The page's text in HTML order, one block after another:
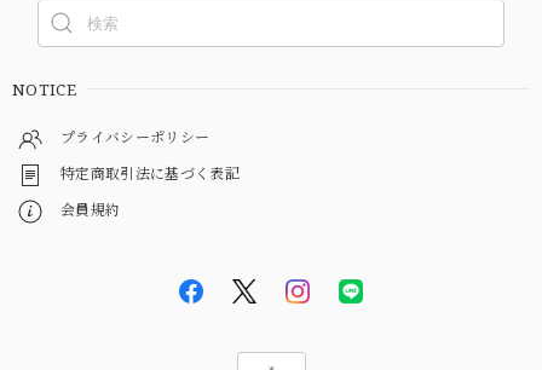
NOTICE
プライバシーポリシー
特定商取引法に基づく表記
会員規約